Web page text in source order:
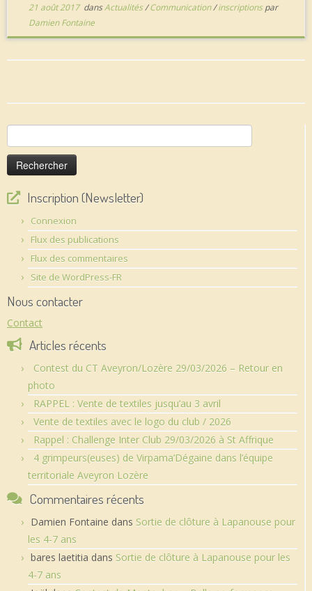
21 août 2017dansActualités/Communication/inscriptions par
Damien Fontaine
Rechercher :
Inscription (Newsletter)
Connexion
Flux des publications
Flux des commentaires
Site de WordPress-FR
Nous contacter
Contact
Articles récents
Contest du CT Aveyron/Lozère 29/03/2026 – Retour en
photo
RAPPEL : Vente de textiles jusqu’au 3 avril
Vente de textiles avec le logo du club / 2026
Rappel : Challenge Inter Club 29/03/2026 à St Affrique
4 grimpeurs(euses) de Virpama’Dégaine dans l’équipe
territoriale Aveyron Lozère
Commentaires récents
Damien Fontaine dans Sortie de clôture à Lapanouse pour
les 4-7 ans
bares laetitia dans Sortie de clôture à Lapanouse pour les
4-7 ans